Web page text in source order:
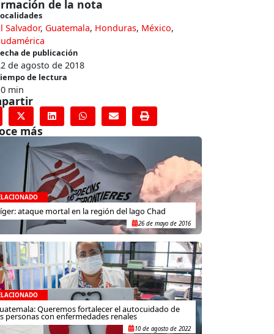
de la nota
Salvador, Guatemala, Honduras, México,
de publicación
de agosto de 2018
de lectura
min
más
ataque mortal en la región del lago Chad
26 de mayo de 2016
Queremos fortalecer el autocuidado de
personas con enfermedades renales
10 de agosto de 2022